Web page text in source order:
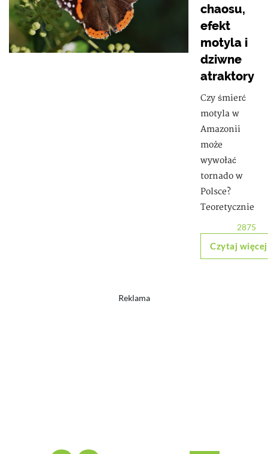
chaosu,
efekt
motyla i
dziwne
atraktory
Czy śmierć
motyla w
Amazonii
może
wywołać
tornado w
Polsce?
Teoretycznie
2875
Czytaj więcej
Reklama